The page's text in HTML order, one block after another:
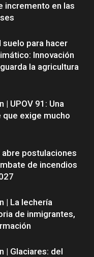
incremento en las
suelo para hacer
Innovación
la agricultura
| UPOV 91: Una
exige mucho
abre postulaciones
de incendios
| La lechería
de inmigrantes,
| Glaciares: del